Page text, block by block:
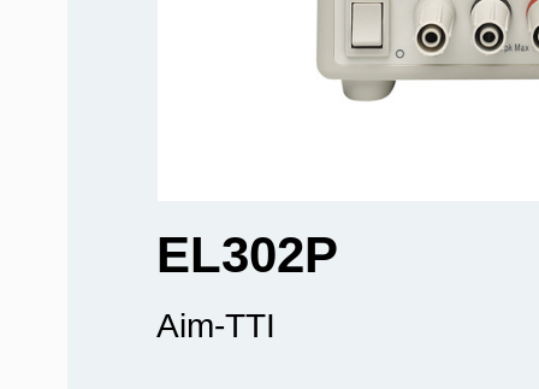
EL302P
Aim-TTI